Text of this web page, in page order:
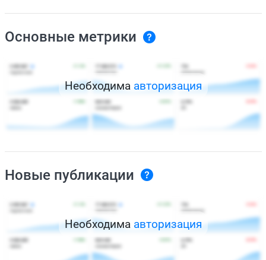
Основные метрики
Необходима авторизация
Новые публикации
Необходима авторизация